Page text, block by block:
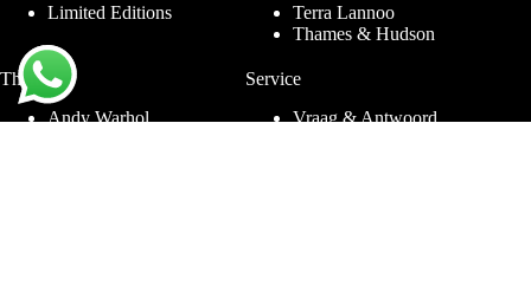
Limited Editions
Terra Lannoo
Thames & Hudson
Thema’s
Andy Warhol
Service
Vraag & Antwoord